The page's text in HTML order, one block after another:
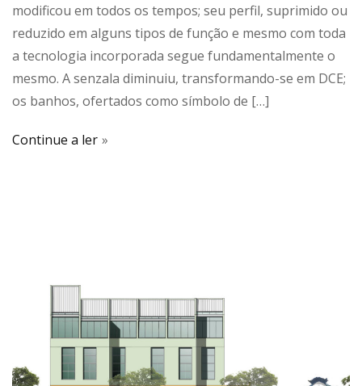
modificou em todos os tempos; seu perfil, suprimido ou
reduzido em alguns tipos de função e mesmo com toda
a tecnologia incorporada segue fundamentalmente o
mesmo. A senzala diminuiu, transformando-se em DCE;
os banhos, ofertados como símbolo de […]
Continue a ler